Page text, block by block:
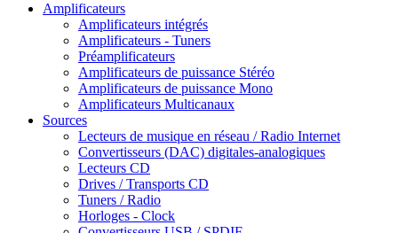
Amplificateurs
Amplificateurs intégrés
Amplificateurs - Tuners
Préamplificateurs
Amplificateurs de puissance Stéréo
Amplificateurs de puissance Mono
Amplificateurs Multicanaux
Sources
Lecteurs de musique en réseau / Radio Internet
Convertisseurs (DAC) digitales-analogiques
Lecteurs CD
Drives / Transports CD
Tuners / Radio
Horloges - Clock